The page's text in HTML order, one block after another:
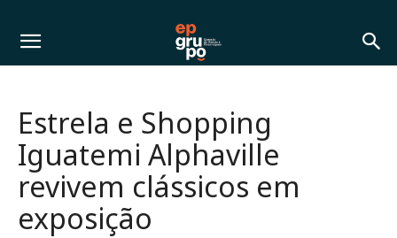
Estrela e Shopping
Iguatemi Alphaville
revivem clássicos em
exposição